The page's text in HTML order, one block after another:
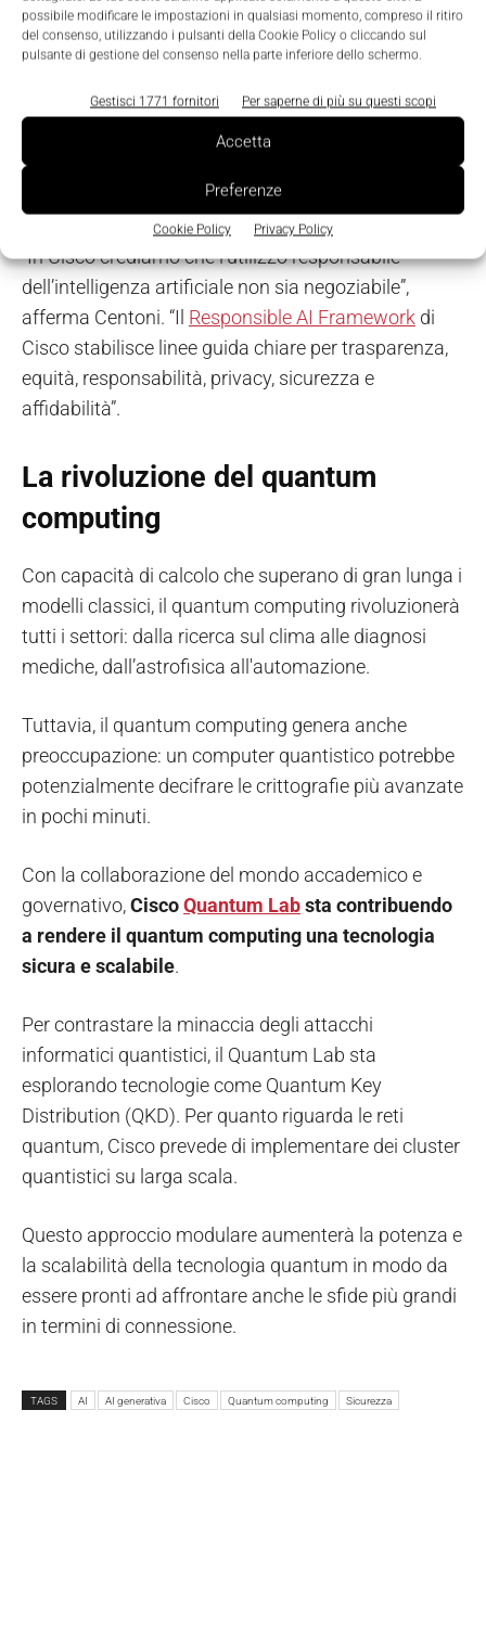
possibile modificare le impostazioni in qualsiasi momento, compreso il ritiro
del consenso, utilizzando i pulsanti della Cookie Policy o cliccando sul
pulsante di gestione del consenso nella parte inferiore dello schermo.
Gestisci 1771 fornitori Per saperne di più su questi scopi
Accetta
Preferenze
Cookie Policy Privacy Policy
modo responsabile.
diritti di proprietà intellettuale e i pregiudizi razziali,
di genere o di altro tipo sono solo alcuni dei problemi
che sorgono quando l'IA non è programmata o
implementata in modo responsabile.
“In Cisco crediamo che l’utilizzo responsabile
dell’intelligenza artificiale non sia negoziabile”,
afferma Centoni. “Il Responsible AI Framework di
Cisco stabilisce linee guida chiare per trasparenza,
equità, responsabilità, privacy, sicurezza e
affidabilità”.
La rivoluzione del quantum
computing
Con capacità di calcolo che superano di gran lunga i
modelli classici, il quantum computing rivoluzionerà
tutti i settori: dalla ricerca sul clima alle diagnosi
mediche, dall’astrofisica all'automazione.
Tuttavia, il quantum computing genera anche
preoccupazione: un computer quantistico potrebbe
potenzialmente decifrare le crittografie più avanzate
in pochi minuti.
Con la collaborazione del mondo accademico e
governativo,CiscoQuantum Labsta contribuendo
a rendere il quantum computing una tecnologia
sicura e scalabile.
Per contrastare la minaccia degli attacchi
informatici quantistici, il Quantum Lab sta
esplorando tecnologie come Quantum Key
Distribution (QKD). Per quanto riguarda le reti
quantum, Cisco prevede di implementare dei cluster
quantistici su larga scala.
Questo approccio modulare aumenterà la potenza e
la scalabilità della tecnologia quantum in modo da
essere pronti ad affrontare anche le sfide più grandi
in termini di connessione.
TAGS AI AI generativa Cisco Quantum computing Sicurezza